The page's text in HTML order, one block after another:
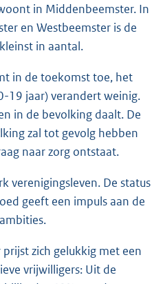
in Middenbeemster. In
en Westbeemster is de
in aantal.
in de toekomst toe, het
19 jaar) verandert weinig.
in de bevolking daalt. De
zal tot gevolg hebben
naar zorg ontstaat.
verenigingsleven. De status
geeft een impuls aan de
zich gelukkig met een
vrijwilligers: Uit de